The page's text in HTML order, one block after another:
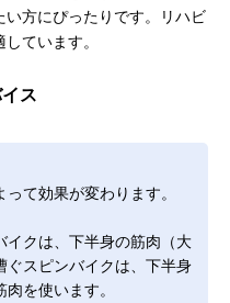
方にぴったりです。リハビ
ています。
ス
て効果が変わります。
イクは、下半身の筋肉（大
ぐスピンバイクは、下半身
を使います。